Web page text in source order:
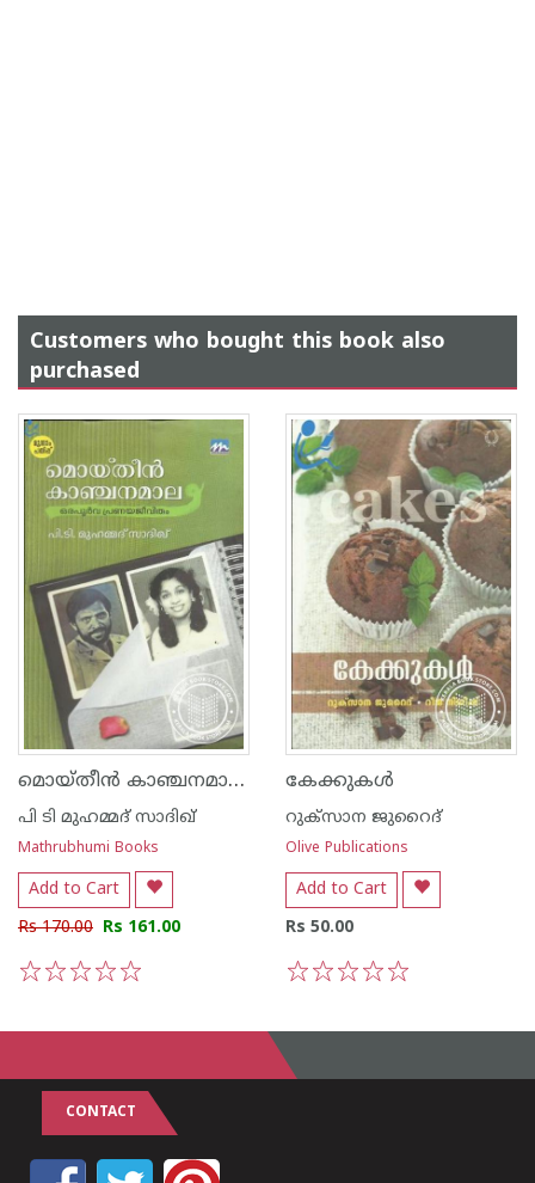
Customers who bought this book also
purchased
മൊയ്തീന്‍ കാഞ്ചനമാല -ഒരപൂര്‍വ പ്രണയജീവിതം
പി ടി മുഹമ്മദ് സാദിഖ്‌
Mathrubhumi Books
Add to Cart
Rs 170.00 Rs 161.00
കേക്കുകള്‍
റുക്സാന ജുറൈദ്
Olive Publications
Add to Cart
Rs 50.00
CONTACT